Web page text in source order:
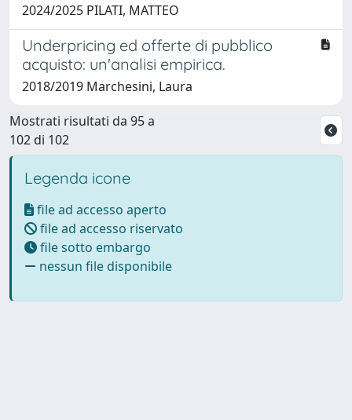
2024/2025 PILATI, MATTEO
Underpricing ed offerte di pubblico
acquisto: un'analisi empirica.
2018/2019 Marchesini, Laura
Mostrati risultati da 95 a
102 di 102
Legenda icone
file ad accesso aperto
file ad accesso riservato
file sotto embargo
nessun file disponibile